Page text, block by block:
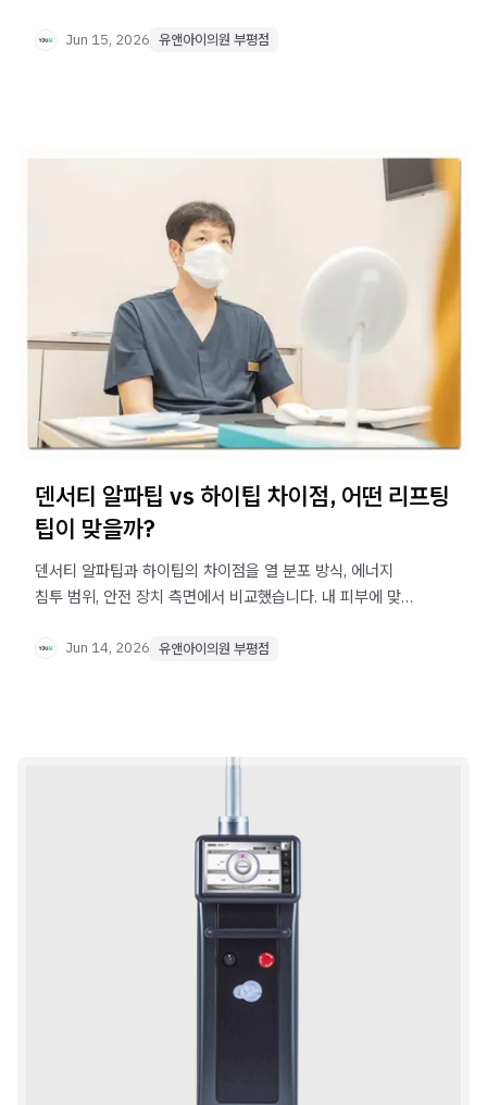
Jun 15, 2026 유앤아이의원 부평점
덴서티 알파팁 vs 하이팁 차이점, 어떤 리프팅
팁이 맞을까?
덴서티 알파팁과 하이팁의 차이점을 열 분포 방식, 에너지
침투 범위, 안전 장치 측면에서 비교했습니다. 내 피부에 맞는
Jun 14, 2026 유앤아이의원 부평점